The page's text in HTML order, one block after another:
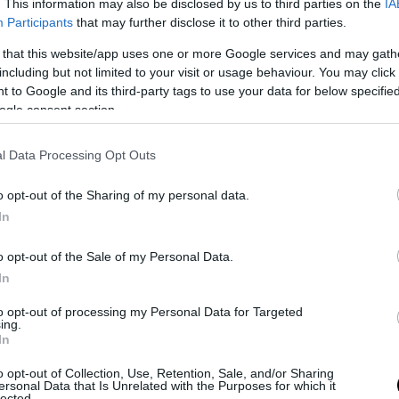
This information may also be disclosed by us to third parties on the
Participants that may further disclose it to other third parties.
that this website/app uses one or more Google services and may
but not limited to your visit or usage behaviour. You may
to Google and its third-party tags to use your data for below
consent section.
Data Processing Opt Outs
opt-out of the Sharing of my personal data.
opt-out of the Sale of my Personal Data.
opt-out of processing my Personal Data for Targeted
opt-out of Collection, Use, Retention, Sale, and/or Sharing
Data that Is Unrelated with the Purposes for which it
η κακή ποιότητα του αέρα ώθησε 2,4
να αναζητήσουν ιατρική περίθαλψη από τον
εισαγωγές στο νοσοκομείο μόνον αυτήν την
Τετάρτη, ο Δρ Όπας Καρνκαουινπόνγκ,
την εταιρεία παρακολούθησης της ποιότητας
βρίσκονταν σήμερα το πρωί μεταξύ των
ατμοσφαιρική ρύπανση στον κόσμο.
διευκρίνισε ότι τα αναπνευστικά
οι φλεγμονές στα μάτια και ο πονόλαιμος
πιο συχνών αιτίων των ιατρικών επισκέψεων.